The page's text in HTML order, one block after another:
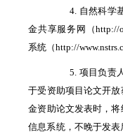
4. 自然科学基
金共享服务网（http://
系统（http://
5. 项目负责人
于受资助项目论文开
金资助论文发表时，
信息系统，不晚于发